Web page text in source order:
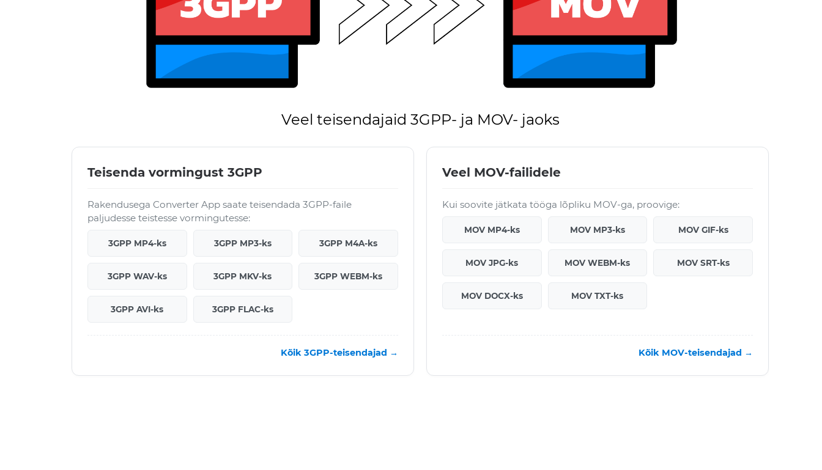
Veel teisendajaid 3GPP- ja MOV- jaoks
Teisenda vormingust 3GPP
Rakendusega Converter App saate teisendada 3GPP-faile
paljudesse teistesse vormingutesse:
3GPP MP4-ks 3GPP MP3-ks 3GPP M4A-ks
3GPP WAV-ks 3GPP MKV-ks 3GPP WEBM-ks
3GPP AVI-ks 3GPP FLAC-ks
Kõik 3GPP-teisendajad →
Veel MOV-failidele
Kui soovite jätkata tööga lõpliku MOV-ga, proovige:
MOV MP4-ks MOV MP3-ks MOV GIF-ks
MOV JPG-ks MOV WEBM-ks MOV SRT-ks
MOV DOCX-ks MOV TXT-ks
Kõik MOV-teisendajad →